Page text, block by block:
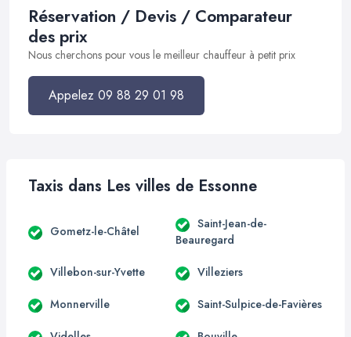
Réservation / Devis / Comparateur
des prix
Nous cherchons pour vous le meilleur chauffeur à petit prix
Appelez 09 88 29 01 98
Taxis dans Les villes de Essonne
Gometz-le-Châtel
Saint-Jean-de-
Beauregard
Villebon-sur-Yvette Villeziers
Monnerville Saint-Sulpice-de-Favières